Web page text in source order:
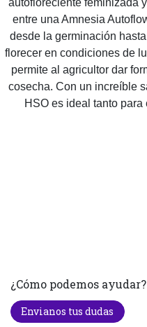
autofloreciente feminizada
entre una Amnesia
desde la germinación
florecer en condiciones de
permite al agricultor dar
cosecha. Con un increíble
HSO es ideal tanto
¿Cómo podemos ayudar?
Envianos tus dudas